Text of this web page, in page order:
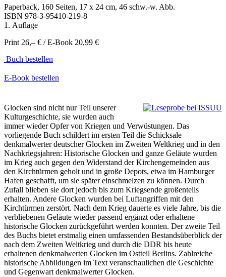
Paperback, 160 Seiten, 17 x 24 cm, 46 schw.-w. Abb.
ISBN 978-3-95410-219-8
1. Auflage
Print 26,– € / E-Book 20,99 €
Buch bestellen
E-Book bestellen
Glocken sind nicht nur Teil unserer
Kulturgeschichte, sie wurden auch
immer wieder Opfer von Kriegen und Verwüstungen. Das
vorliegende Buch schildert im ersten Teil die Schicksale
denkmalwerter deutscher Glocken im Zweiten Weltkrieg und in den
Nachkriegsjahren: Historische Glocken und ganze Geläute wurden
im Krieg auch gegen den Widerstand der Kirchengemeinden aus
den Kirchtürmen geholt und in große Depots, etwa im Hamburger
Hafen geschafft, um sie später einschmelzen zu können. Durch
Zufall blieben sie dort jedoch bis zum Kriegsende großenteils
erhalten. Andere Glocken wurden bei Luftangriffen mit den
Kirchtürmen zerstört. Nach dem Krieg dauerte es viele Jahre, bis die
verbliebenen Geläute wieder passend ergänzt oder erhaltene
historische Glocken zurückgeführt werden konnten. Der zweite Teil
des Buchs bietet erstmalig einen umfassenden Bestandsüberblick der
nach dem Zweiten Weltkrieg und durch die DDR bis heute
erhaltenen denkmalwerten Glocken im Ostteil Berlins. Zahlreiche
historische Abbildungen im Text veranschaulichen die Geschichte
und Gegenwart denkmalwerter Glocken.